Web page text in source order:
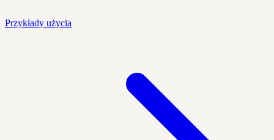
Przykłady użycia